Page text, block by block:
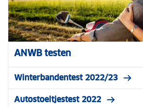
ANWB testen
Winterbandentest 2022/23
Autostoeltjestest 2022